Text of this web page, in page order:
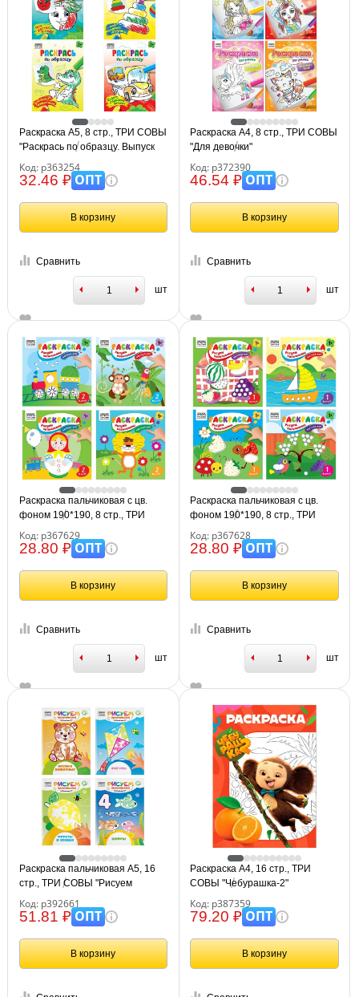
Раскраска А5, 8 стр., ТРИ СОВЫ
"Раскрась по образцу. Выпуск
2",
Код: р363254
32.46 ₽ОПТ
В корзину
Сравнить
шт
Раскраска А4, 8 стр., ТРИ СОВЫ
"Для девочки"
Код: р372390
46.54 ₽ОПТ
В корзину
Сравнить
шт
Раскраска пальчиковая с цв.
фоном 190*190, 8 стр., ТРИ
СОВЫ "Рисуем пальчиками.
Выпуск №2"
Код: р367629
28.80 ₽ОПТ
В корзину
Сравнить
шт
Раскраска пальчиковая с цв.
фоном 190*190, 8 стр., ТРИ
СОВЫ "Рисуем пальчиками.
Выпуск №1"
Код: р367628
28.80 ₽ОПТ
В корзину
Сравнить
шт
Раскраска пальчиковая А5, 16
стр., ТРИ СОВЫ "Рисуем
пальчиками. Цветные контуры",
ассорти дизайнов
Код: р392661
51.81 ₽ОПТ
В корзину
Раскраска А4, 16 стр., ТРИ
СОВЫ "Чебурашка-2"
Код: р387359
79.20 ₽ОПТ
В корзину